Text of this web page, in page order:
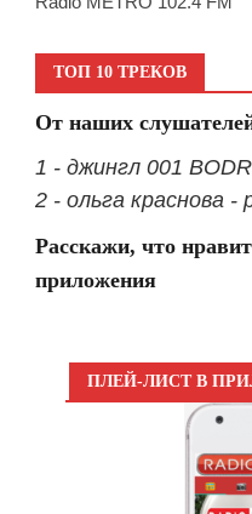
ТОП 10 ТРЕКОВ
От наших
1 - джингл 001
2 - ольга краснова -
Расскажи, что
приложения
ПЛЕЙ-ЛИСТ В